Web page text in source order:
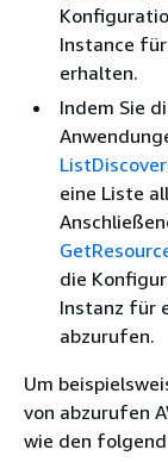
Instance
erhalten.
Indem Sie
eine Liste
die
Instanz für
abzurufen.
Um
von abzurufen
wie den